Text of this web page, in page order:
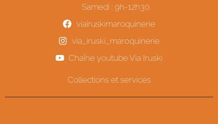
Samedi : 9h-12h30
viairuskimaroquinerie
via_iruski_maroquinerie
Chaîne youtube Via Iruski
Collections et services